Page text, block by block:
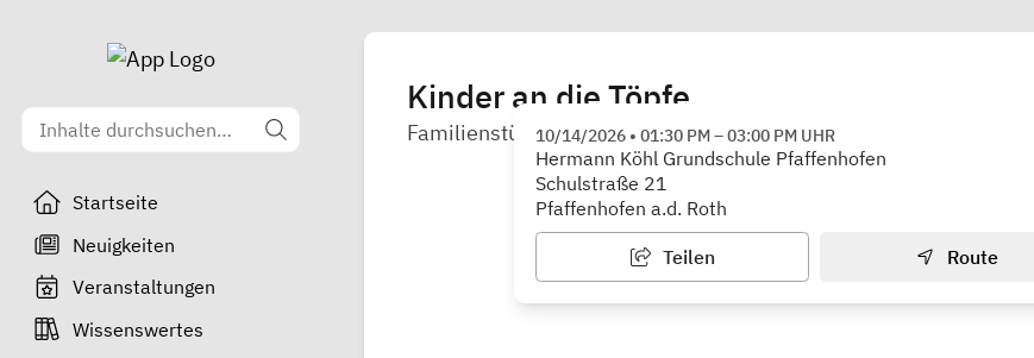
Startseite
Neuigkeiten
Veranstaltungen
Wissenswertes
Kinder an die Töpfe
Familienstützpunkt ASB
10/14/2026 • 01:30 PM–03:00 PM UHR
Hermann Köhl Grundschule Pfaffenhofen
Schulstraße 21
Pfaffenhofen a.d. Roth
Teilen Route